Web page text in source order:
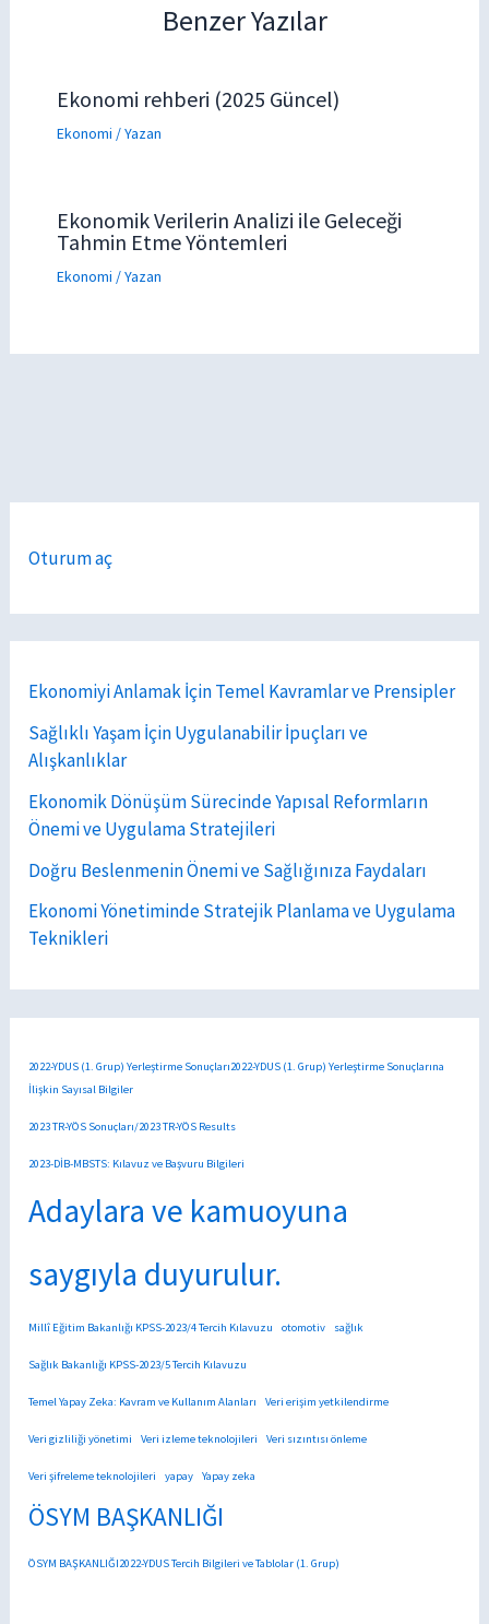
Benzer Yazılar
Ekonomi rehberi (2025 Güncel)
Ekonomi / Yazan
Ekonomik Verilerin Analizi ile Geleceği
Tahmin Etme Yöntemleri
Ekonomi / Yazan
Oturum aç
Ekonomiyi Anlamak İçin Temel Kavramlar ve Prensipler
Sağlıklı Yaşam İçin Uygulanabilir İpuçları ve
Alışkanlıklar
Ekonomik Dönüşüm Sürecinde Yapısal Reformların
Önemi ve Uygulama Stratejileri
Doğru Beslenmenin Önemi ve Sağlığınıza Faydaları
Ekonomi Yönetiminde Stratejik Planlama ve Uygulama
Teknikleri
2022-YDUS (1. Grup) Yerleştirme Sonuçları2022-YDUS (1. Grup) Yerleştirme Sonuçlarına
İlişkin Sayısal Bilgiler
2023 TR-YÖS Sonuçları/2023 TR-YÖS Results
2023-DİB-MBSTS: Kılavuz ve Başvuru Bilgileri
Adaylara ve kamuoyuna
saygıyla duyurulur.
Millî Eğitim Bakanlığı KPSS-2023/4 Tercih Kılavuzu otomotiv sağlık
Sağlık Bakanlığı KPSS-2023/5 Tercih Kılavuzu
Temel Yapay Zeka: Kavram ve Kullanım Alanları Veri erişim yetkilendirme
Veri gizliliği yönetimi Veri izleme teknolojileri Veri sızıntısı önleme
Veri şifreleme teknolojileri yapay Yapay zeka
ÖSYM BAŞKANLIĞI
ÖSYM BAŞKANLIĞI2022-YDUS Tercih Bilgileri ve Tablolar (1. Grup)